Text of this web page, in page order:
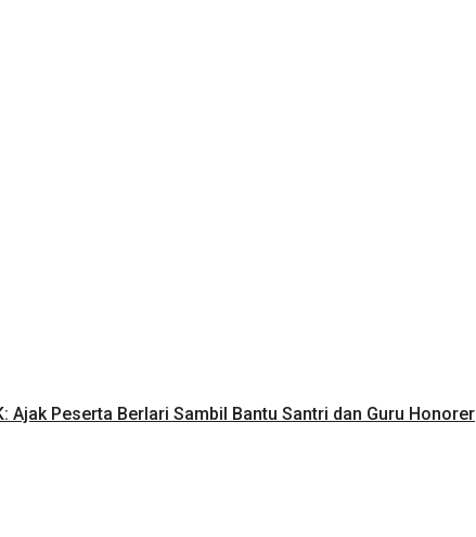
Ajak Peserta Berlari Sambil Bantu Santri dan Guru Honorer